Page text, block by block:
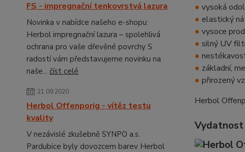
FS - impregnační tenkovrstvá lazura
Novinka v nabídce našeho e-shopu:
Herbol impregnační lazura – spolehlivá
ochrana pro vaše dřevěné povrchy S
radostí vám představujeme novinku na
naše... číst celé
21.09.2020
Herbol Offenporig - vítěz testu
kvality
V nezávislé zkušebně SYNPO a.s.
Pardubice byly dovozcem barev Herbol
● vysoká
● elastický
● vysoce
● silný UV
●
● základní,
● přirozený
Herbol